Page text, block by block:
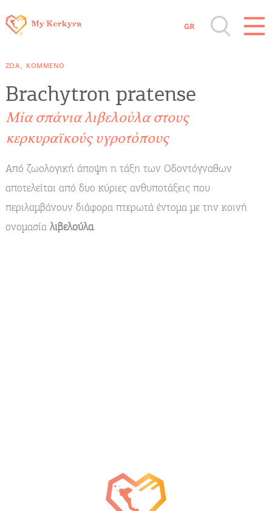
Αξιοθέατα, Αγορά
Παραλίες, Φύση
Διαμονή, Digital Nomads, Τουριστικά
Γραφεία
Αμάξια, Σκάφη, Ταχι, Μεταφορές
Γράψτε για την Κέρκυρα
GR
ΖΏΑ ΚΟΜΜΈΝΟ
Brachytron pratense
Μία σπάνια λιβελούλα στους
κερκυραϊκούς υγροτόπους
Από ζωολογική άποψη η τάξη των Οδοντόγναθων
αποτελείται από δυο κύριες ανθυποτάξεις που
περιλαμβάνουν διάφορα πτερωτά έντομα με την κοινή
ονομασία λιβελούλα.